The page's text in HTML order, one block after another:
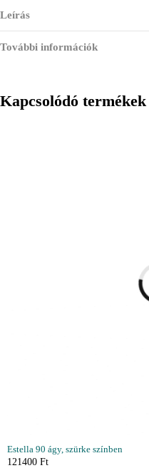
Leírás
További információk
Kapcsolódó termékek
Estella 90 ágy, szürke színben
121400 Ft